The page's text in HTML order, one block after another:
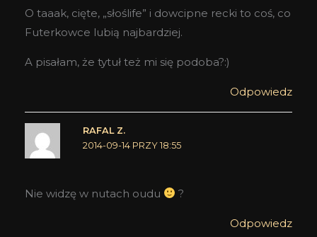
O taaak, cięte, „słoślife” i dowcipne recki to coś, co
Futerkowce lubią najbardziej.
A pisałam, że tytuł też mi się podoba?:)
Odpowiedz
RAFAL Z.
2014-09-14 PRZY 18:55
Nie widzę w nutach oudu ?
Odpowiedz